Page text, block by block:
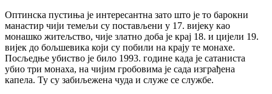
Оптинска пустиња је интересантна зато што је то барокни
манастир чији темељи су постављени у 17. вијеку као
монашко житељство, чије златно доба је крај 18. и цијели 19.
вијек до бољшевика који су побили на крају те монахе.
Посљедње убиство је било 1993. године када је сатаниста
убио три монаха, на чијим гробовима је сада изграђена
капела. Ту су забиљежена чуда и служе се службе.